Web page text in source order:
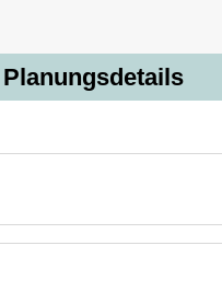
Planungsdetails